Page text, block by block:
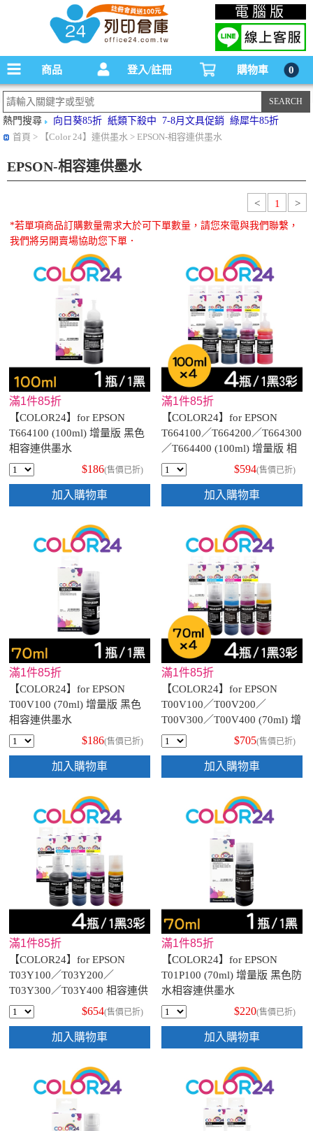
碳粉匣，墨水匣,原廠碳粉匣，副廠碳粉匣，環保碳粉匣,連續供墨印表機-office24列印
倉庫線上購物手機版
電腦版
商品 登入/註冊 購物車 0
熱門搜尋 向日葵85折 紙類下殺中 7-8月文具促銷
綠犀牛85折
首頁 > 【Color 24】連供墨水 > EPSON-相容連供墨水
EPSON-相容連供墨水
< 1 >
*若單項商品訂購數量需求大於可下單數量，請您來電與我們聯繫，
我們將另開賣場協助您下單．
滿1件85折
【COLOR24】for EPSON
T664100 (100ml) 增量版 黑色
相容連供墨水
$186(售價已折)
加入購物車
滿1件85折
【COLOR24】for EPSON
T664100／T664200／T664300
／T664400 (100ml) 增量版 相
容連供墨水超值組(1黑3彩)
$594(售價已折)
加入購物車
滿1件85折
【COLOR24】for EPSON
T00V100 (70ml) 增量版 黑色
相容連供墨水
$186(售價已折)
加入購物車
滿1件85折
【COLOR24】for EPSON
T00V100／T00V200／
T00V300／T00V400 (70ml) 增
量版 相容連供墨水超值組(1黑
3彩)
$705(售價已折)
加入購物車
滿1件85折
【COLOR24】for EPSON
T03Y100／T03Y200／
T03Y300／T03Y400 相容連供
墨水超值組(1黑3彩)
$654(售價已折)
加入購物車
滿1件85折
【COLOR24】for EPSON
T01P100 (70ml) 增量版 黑色防
水相容連供墨水
$220(售價已折)
加入購物車